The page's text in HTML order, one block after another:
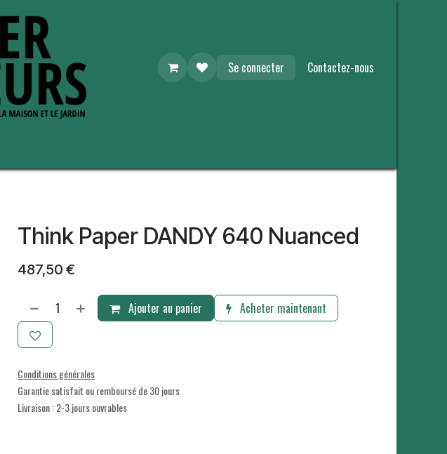
Se connecter Contactez-nous
Think Paper DANDY 640 Nuanced
487,50 €
Ajouter au panier Acheter maintenant
Conditions générales
Garantie satisfait ou remboursé de 30 jours
Livraison : 2-3 jours ouvrables